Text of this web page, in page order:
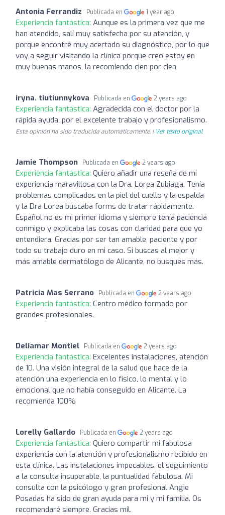
Antonia Ferrandiz Publicada en 1 year ago
Experiencia fantástica: Aunque es la primera vez que me
han atendido, salí muy satisfecha por su atención, y
porque encontré muy acertado su diagnóstico, por lo que
voy a seguir visitando la clínica porque creo estoy en
muy buenas manos, la recomiendo cien por cien
iryna. tiutiunnykova Publicada en 2 years ago
Experiencia fantástica: Agradecida con el doctor por la
rápida ayuda, por el excelente trabajo y profesionalismo.
Esta opinión ha sido traducida automáticamente. | Ver texto original
Jamie Thompson Publicada en 2 years ago
Experiencia fantástica: Quiero añadir una reseña de mi
experiencia maravillosa con la Dra. Lorea Zubiaga. Tenía
problemas complicados en la piel del cuello y la espalda
y la Dra Lorea buscaba forms de tratar rápidamente.
Español no es mi primer idioma y siempre tenía paciencia
conmigo y explicaba las cosas con claridad para que yo
entendiera. Gracias por ser tan amable, paciente y por
todo su trabajo duro en mi caso. Si buscas al mejor y
más amable dermatólogo de Alicante, no busques más.
Patricia Mas Serrano Publicada en 2 years ago
Experiencia fantástica: Centro médico formado por
grandes profesionales.
Deliamar Montiel Publicada en 2 years ago
Experiencia fantástica: Excelentes instalaciones, atención
de 10. Una visión integral de la salud que hace de la
atención una experiencia en lo físico, lo mental y lo
emocional que no había conseguido en Alicante. La
recomienda 100%
Lorelly Gallardo Publicada en 2 years ago
Experiencia fantástica: Quiero compartir mi fabulosa
experiencia con la atención y profesionalismo recibido en
esta clínica. Las instalaciones impecables, el seguimiento
a la consulta insuperable, la puntualidad fabulosa. Mi
consulta con la psicólogo y gran profesional Angie
Posadas ha sido de gran ayuda para mi y mi familia. Os
recomendaré siempre. Gracias mil.